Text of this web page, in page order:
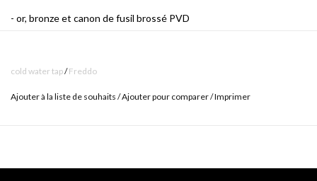
- or, bronze et canon de fusil brossé PVD
- avec bec amovible à 360 °
- le levier peut être positionné à gauche ou à droite
Freddo signifie littéralement "froid" en italien.Le lien avec le
cold water tap/Freddo
Ajouter à la liste de souhaits /Ajouter pour comparer/Imprimer